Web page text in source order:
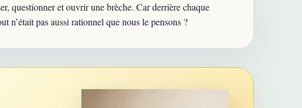
questionner et ouvrir une brèche. Car derrière chaque
n’était pas aussi rationnel que nous le pensons ?